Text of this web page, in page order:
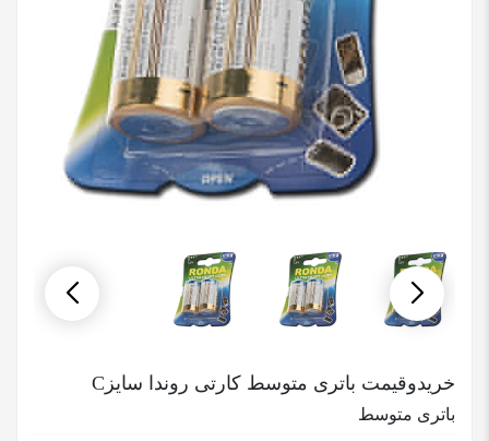
خریدوقیمت باتری متوسط کارتی روندا سایزC
باتری متوسط